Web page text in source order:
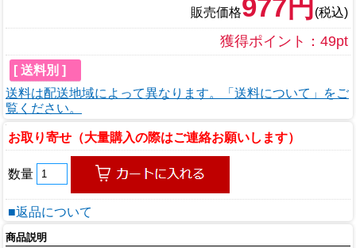
販売価格977円 (税込)
獲得ポイント：49pt
[ 送料別 ]
送料は配送地域によって異なります。「送料について」をご
覧ください。
お取り寄せ（大量購入の際はご連絡お願いします）
数量
■返品について
商品説明